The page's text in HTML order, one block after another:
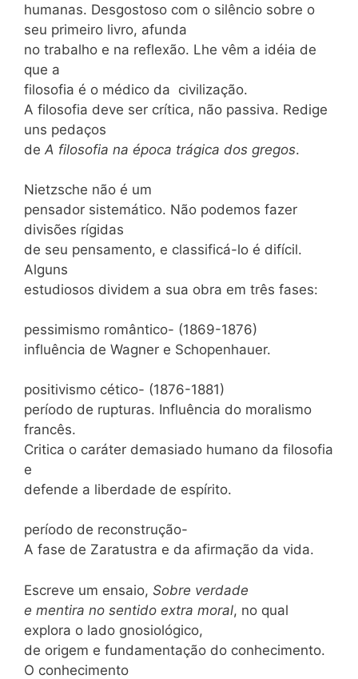
humanas. Desgostoso com o silêncio sobre o
seu primeiro livro, afunda
no trabalho e na reflexão. Lhe vêm a idéia de
que a
filosofia é o médico da civilização.
A filosofia deve ser crítica, não passiva. Redige
uns pedaços
de A filosofia na época trágica dos gregos.
Nietzsche não é um
pensador sistemático. Não podemos fazer
divisões rígidas
de seu pensamento, e classificá-lo é difícil.
Alguns
estudiosos dividem a sua obra em três fases:
pessimismo romântico- (1869-1876)
influência de Wagner e Schopenhauer.
positivismo cético- (1876-1881)
período de rupturas. Influência do moralismo
francês.
Critica o caráter demasiado humano da filosofia
e
defende a liberdade de espírito.
período de reconstrução-
A fase de Zaratustra e da afirmação da vida.
Escreve um ensaio, Sobre verdade
e mentira no sentido extra moral, no qual
explora o lado gnosiológico,
de origem e fundamentação do conhecimento.
O conhecimento